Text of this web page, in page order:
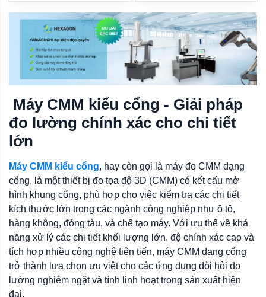
Máy CMM kiểu cổng - Giải pháp
đo lường chính xác cho chi tiết
lớn
Máy CMM kiểu cổng, hay còn gọi là máy đo CMM dạng
cổng, là một thiết bị đo tọa độ 3D (CMM) có kết cấu mở
hình khung cổng, phù hợp cho việc kiểm tra các chi tiết
kích thước lớn trong các ngành công nghiệp như ô tô,
hàng không, đóng tàu, và chế tạo máy. Với ưu thế về khả
năng xử lý các chi tiết khối lượng lớn, độ chính xác cao và
tích hợp nhiều công nghệ tiên tiến, máy CMM dạng cổng
trở thành lựa chọn ưu việt cho các ứng dụng đòi hỏi đo
lường nghiêm ngặt và tính linh hoạt trong sản xuất hiện
đại.